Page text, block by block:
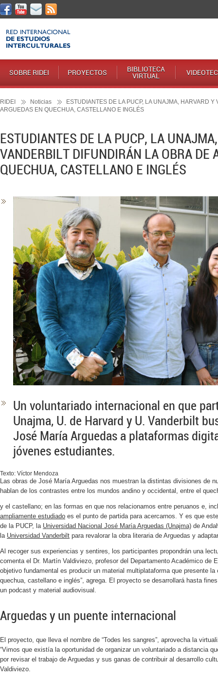
SOBRE RIDEI PROYECTOS BIBLIOTECA
VIRTUAL
RIDEI Noticias
ESTUDIANTES DE LA PUCP, LA UNAJMA, HARVARD
ARGUEDAS EN QUECHUA, CASTELLANO E INGLÉS
ESTUDIANTES DE LA PUCP, LA
VANDERBILT DIFUNDIRÁN LA OBRA DE
QUECHUA, CASTELLANO E INGLÉS
Un voluntariado internacional en que
Unajma, U. de Harvard y U. Vanderbilt
José María Arguedas a plataformas
jóvenes estudiantes.
Texto: Víctor Mendoza
Las obras de José María Arguedas nos muestran la distintas divisiones de
hablan de los contrastes entre los mundos andino y occidental, entre el
y el castellano; en las formas en que nos relacionamos entre peruanos e,
ampliamente estudiado es el punto de partida para acercarnos. Y es que
de la PUCP, la Universidad Nacional José María Arguedas (Unajma) de
la Universidad Vanderbilt para revalorar la obra literaria de Arguedas y
Al recoger sus experiencias y sentires, los participantes propondrán una
comenta el Dr. Martín Valdiviezo, profesor del Departamento Académico de
objetivo fundamental es producir un material multiplataforma que presente
quechua, castellano e inglés”, agrega. El proyecto se desarrollará hasta
un podcast y material audiovisual.
Arguedas y un puente internacional
El proyecto, que lleva el nombre de “Todes les sangres”, aprovecha la
“Vimos que existía la oportunidad de organizar un voluntariado a distancia
por revisar el trabajo de Arguedas y sus ganas de contribuir al desarrollo
Valdiviezo.